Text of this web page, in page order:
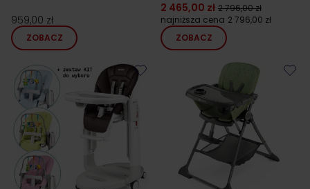
959,00 zł
ZOBACZ
2 465,00 zł 2 796,00 zł
najniższa cena 2 796,00 zł
ZOBACZ